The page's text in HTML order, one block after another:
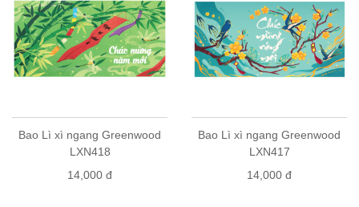
Bao Lì xì ngang Greenwood
LXN418
14,000 đ
Bao Lì xì ngang Greenwood
LXN417
14,000 đ